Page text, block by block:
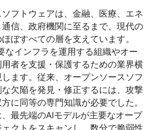
フトウェアは、金融、医療、エネ
信、政府機関に至るまで、現代の
ぼすべての層を支えています。
なインフラ ​を運用する組織やオー
者を支援・保護するための業界横
ます。従来、オープンソースソフ
な欠陥を発見・修正するには、攻撃
に同等の専門知識が必要でした。
最先端のAIモデルが主要なオープ
クトをスキャンし、数分で脆弱性